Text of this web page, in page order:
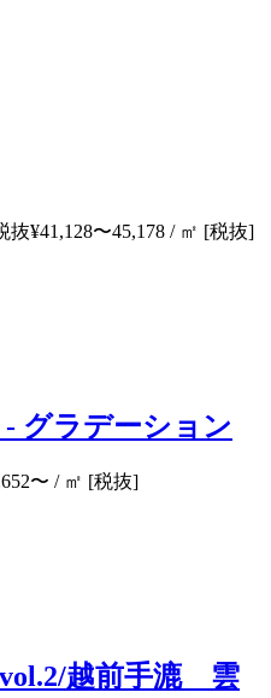
抜¥41,128〜45,178 / ㎡ [税抜]
グラデーション
〜 / ㎡ [税抜]
越前手漉 雲